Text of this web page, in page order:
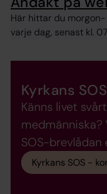
Här hittar du
varje dag, senast kl.
Kyrkans
Känns livet
medmänniska?
SOS-brevlådan
Kyrkans SOS -